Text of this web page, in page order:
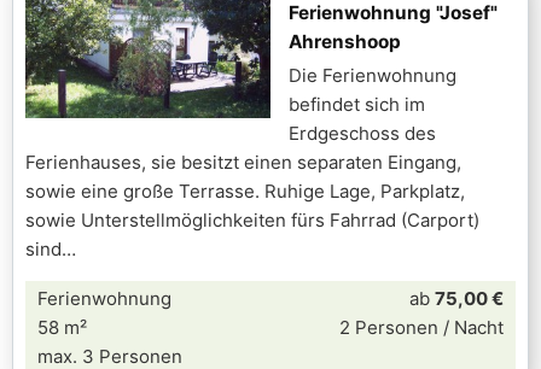
Ferienwohnung "Josef"
Ahrenshoop
Die Ferienwohnung
befindet sich im
Erdgeschoss des
Ferienhauses, sie besitzt einen separaten Eingang,
sowie eine große Terrasse. Ruhige Lage, Parkplatz,
sowie Unterstellmöglichkeiten fürs Fahrrad (Carport)
sind
Ferienwohnung
58 m²
max. 3 Personen
ab 75,00 €
2 Personen / Nacht